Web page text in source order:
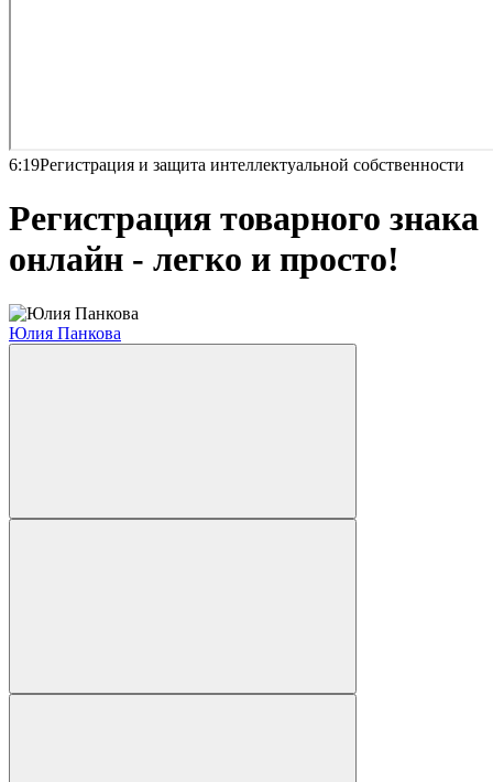
6:19Регистрация и защита интеллектуальной собственности
Регистрация товарного знака
онлайн - легко и просто!
Юлия Панкова